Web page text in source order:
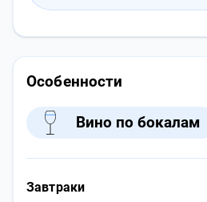
Особенности
Вино по бокалам
Завтраки